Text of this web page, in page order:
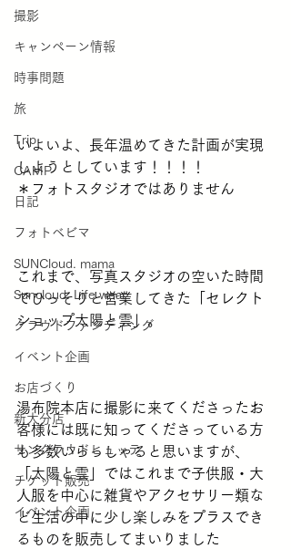
撮影
キャンペーン情報
時事問題
旅
Trip
CAMP
日記
フォトベビマ
SUNCloud. mama
Suncloud. Life wear
クラウドファンディング
イベント企画
お店づくり
新大分店
サンクラウドヒュッテ
チケット販売
イベント企画
いよいよ、長年温めてきた計画が実現
しようとしています！！！！
＊フォトスタジオではありません
これまで、写真スタジオの空いた時間
でひっそりと営業してきた「セレクト
ショップ太陽と雲」。
湯布院本店に撮影に来てくださったお
客様には既に知ってくださっている方
も多数いらっしゃると思いますが、
「太陽と雲」ではこれまで子供服・大
人服を中心に雑貨やアクセサリー類な
ど生活の中に少し楽しみをプラスでき
るものを販売してまいりました